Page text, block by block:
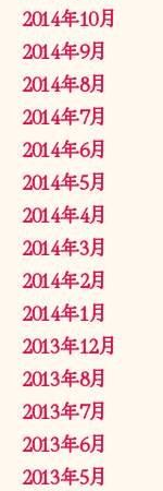
2014年10月
2014年9月
2014年8月
2014年7月
2014年6月
2014年5月
2014年4月
2014年3月
2014年2月
2014年1月
2013年12月
2013年8月
2013年7月
2013年6月
2013年5月